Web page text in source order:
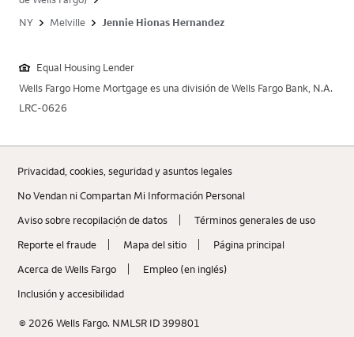
NY
Melville Jennie Hionas Hernandez
Equal Housing Lender
Wells Fargo Home Mortgage es una división de Wells Fargo Bank, N.A.
LRC-0626
Privacidad, cookies, seguridad y asuntos legales
No Vendan ni Compartan Mi Información Personal
Aviso sobre recopilaciؚón de datos
Términos generales de uso
Reporte el fraude
Mapa del sitio
Página principal
Acerca de Wells Fargo
Empleo (en inglés)
Inclusión y accesibilidad
© 2026 Wells Fargo. NMLSR ID 399801